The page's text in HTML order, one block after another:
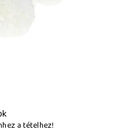
a tételhez!